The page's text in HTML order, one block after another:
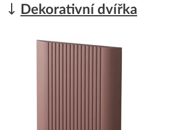
Dekorativní dvířka